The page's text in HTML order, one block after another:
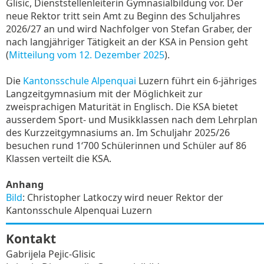
Glisic, Dienststellenleiterin Gymnasialbildung vor. Der
neue Rektor tritt sein Amt zu Beginn des Schuljahres
2026/27 an und wird Nachfolger von Stefan Graber, der
nach langjähriger Tätigkeit an der KSA in Pension geht
(Mitteilung vom 12. Dezember 2025).
Die Kantonsschule Alpenquai Luzern führt ein 6-jähriges
Langzeitgymnasium mit der Möglichkeit zur
zweisprachigen Maturität in Englisch. Die KSA bietet
ausserdem Sport- und Musikklassen nach dem Lehrplan
des Kurzzeitgymnasiums an. Im Schuljahr 2025/26
besuchen rund 1‘700 Schülerinnen und Schüler auf 86
Klassen verteilt die KSA.
Anhang
Bild: Christopher Latkoczy wird neuer Rektor der
Kantonsschule Alpenquai Luzern
Kontakt
Gabrijela Pejic-Glisic